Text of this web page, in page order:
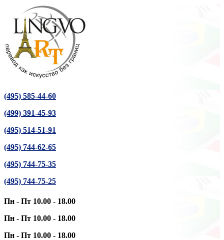
(495) 585-44-60
(499) 391-45-93
(495) 514-51-91
(495) 744-62-65
(495) 744-75-35
(495) 744-75-25
Пн - Пт 10.00 - 18.00
Пн - Пт 10.00 - 18.00
Пн - Пт 10.00 - 18.00